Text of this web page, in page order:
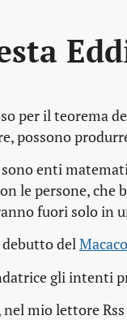
per il teorema
possono
enti
le persone, che
fuori solo in
delMacaco
gli intenti
nel mio lettore